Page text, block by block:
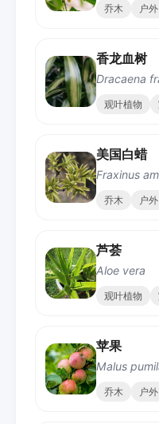
乔木 户外
香龙血树
Dracaena
观叶植物
美国白蜡
Fraxinus
乔木 户外
芦荟
Aloe vera
观叶植物
苹果
Malus
乔木 户外